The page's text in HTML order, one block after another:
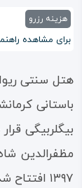
هزینه رزرو
برای مشاهده
هتل سنتی
باستانی
بیگلربیگی
مظفرالدین
۱۳۹۷